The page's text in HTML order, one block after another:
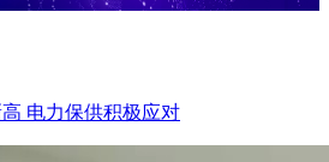
电力保供积极应对